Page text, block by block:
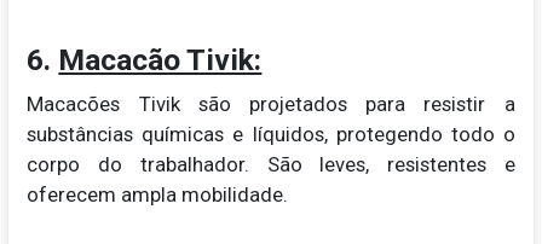
6. Macacão Tivik:
Macacões Tivik são projetados para resistir a
substâncias químicas e líquidos, protegendo todo o
corpo do trabalhador. São leves, resistentes e
oferecem ampla mobilidade.